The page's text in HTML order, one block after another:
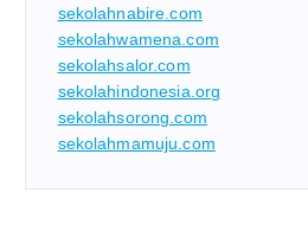
sekolahnabire.com
sekolahwamena.com
sekolahsalor.com
sekolahindonesia.org
sekolahsorong.com
sekolahmamuju.com